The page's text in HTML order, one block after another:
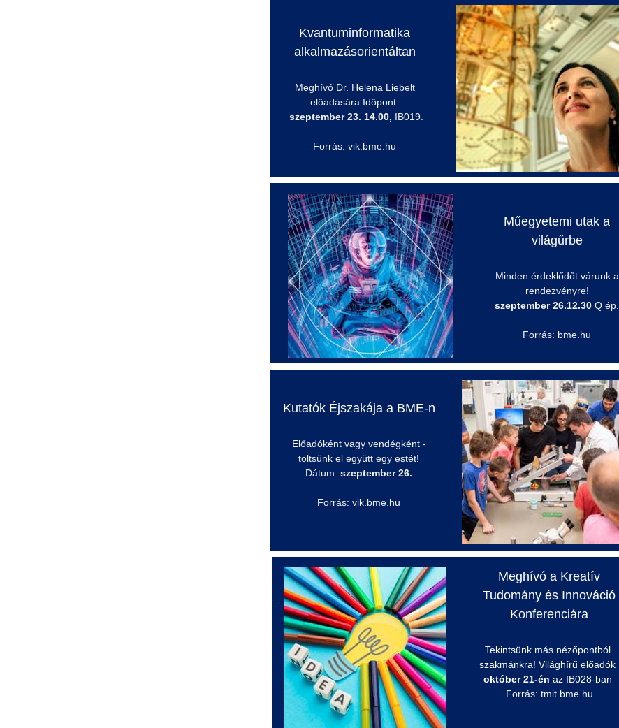
Kvantuminformatika
alkalmazásorientáltan
Meghívó Dr. Helena Liebelt
előadására Időpont:
szeptember 23. 14.00, IB019.
Forrás: vik.bme.hu
Műegyetemi utak a
világűrbe
Minden érdeklődőt várunk a
rendezvényre!
szeptember 26.12.30 Q ép.
Forrás: bme.hu
Kutatók Éjszakája a BME-n
Előadóként vagy vendégként -
töltsünk el együtt egy estét!
Dátum: szeptember 26.
Forrás: vik.bme.hu
Meghívó a Kreatív
Tudomány és Innováció
Konferenciára
Tekintsünk más nézőpontból
szakmánkra! Világhírű előadók
október 21-én az IB028-ban
Forrás: tmit.bme.hu